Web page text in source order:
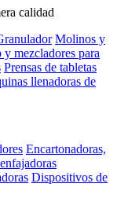
calidad
Molinos y
y mezcladores para
Prensas de tabletas
llenadoras de
Encartonadoras,
Dispositivos de